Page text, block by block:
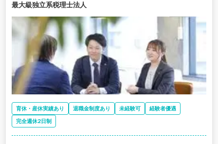
最大級独立系税理士法人
育休・産休実績あり 退職金制度あり 未経験可
経験者優遇
完全週休2日制